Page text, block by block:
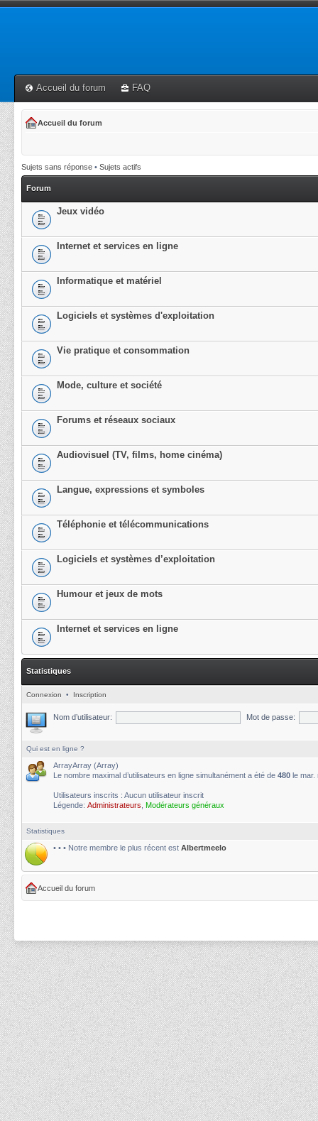
Accueil du forum FAQ
Accueil du forum
Sujets sans réponse • Sujets actifs
Forum
Jeux vidéo
Internet et services en ligne
Informatique et matériel
Logiciels et systèmes d'exploitation
Vie pratique et consommation
Mode, culture et société
Forums et réseaux sociaux
Audiovisuel (TV, films, home cinéma)
Langue, expressions et symboles
Téléphonie et télécommunications
Logiciels et systèmes d’exploitation
Humour et jeux de mots
Internet et services en ligne
Statistiques
Connexion • Inscription
Nom d’utilisateur: Mot de passe:
Qui est en ligne ?
ArrayArray (Array)
Le nombre maximal d’utilisateurs en ligne simultanément a été de 480 le mar.
Utilisateurs inscrits : Aucun utilisateur inscrit
Légende: Administrateurs Modérateurs généraux
Statistiques
• • • Notre membre le plus récent est Albertmeelo
Accueil du forum